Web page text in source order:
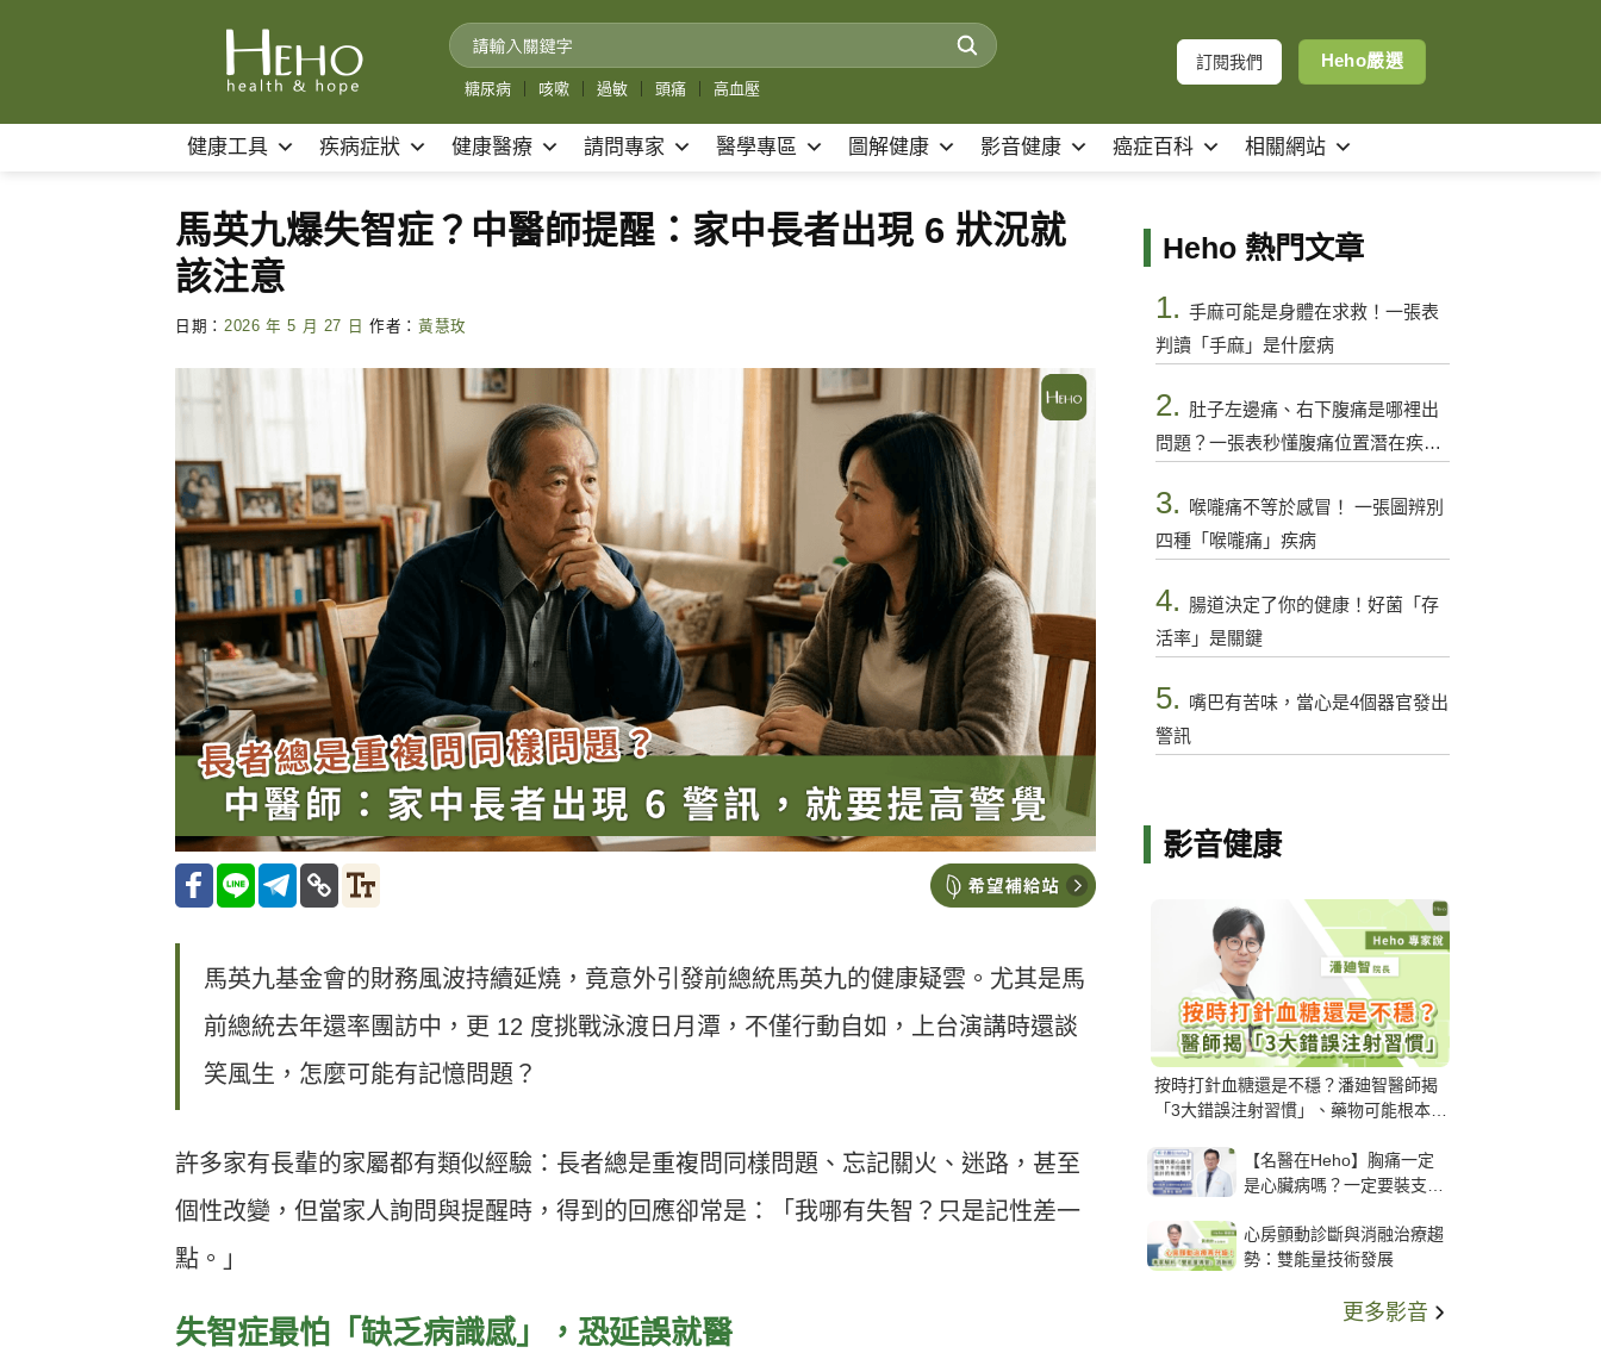
糖尿病 咳嗽 過敏 頭痛 高血壓
訂閱我們 Heho嚴選
健康工具 疾病症狀 健康醫療 請問專家 醫學專區 圖解健康 影音健康 癌症百科 相關網站
馬英九爆失智症？中醫師提醒：家中長者出現 6 狀況就
該注意
日期： 2026 年 5 月 27 日 作者： 黃慧玫
馬英九基金會的財務風波持續延燒，竟意外引發前總統馬英九的健康疑雲。尤其是馬
前總統去年還率團訪中，更 12 度挑戰泳渡日月潭，不僅行動自如，上台演講時還談
笑風生，怎麼可能有記憶問題？
許多家有長輩的家屬都有類似經驗：長者總是重複問同樣問題、忘記關火、迷路，甚至
個性改變，但當家人詢問與提醒時，得到的回應卻常是：「我哪有失智？只是記性差一
點。」
失智症最怕「缺乏病識感」，恐延誤就醫
Heho 熱門文章
1. 手麻可能是身體在求救！一張表
判讀「手麻」是什麼病
2. 肚子左邊痛、右下腹痛是哪裡出
問題？一張表秒懂腹痛位置潛在疾病
3.
喉嚨痛不等於感冒！ 一張圖辨別
四種「喉嚨痛」疾病
4. 腸道決定了你的健康！好菌「存
活率」是關鍵
5. 嘴巴有苦味，當心是4個器官發出
警訊
影音健康
按時打針血糖還是不穩？潘廸智醫師揭
「3大錯誤注射習慣」、藥物可能根本沒
【名醫在Heho】胸痛一定
是心臟病嗎？一定要裝支
解析支架種類、風險與選擇
關鍵
心房顫動診斷與消融治療趨
勢：雙能量技術發展
更多影音